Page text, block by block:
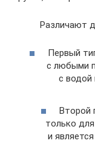
Различают
Первый
с любыми
с водой
Второй
только
и